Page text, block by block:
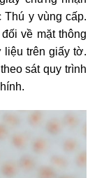
Thú y vùng cấp.
về mặt thông
trên giấy tờ.
sát quy trình